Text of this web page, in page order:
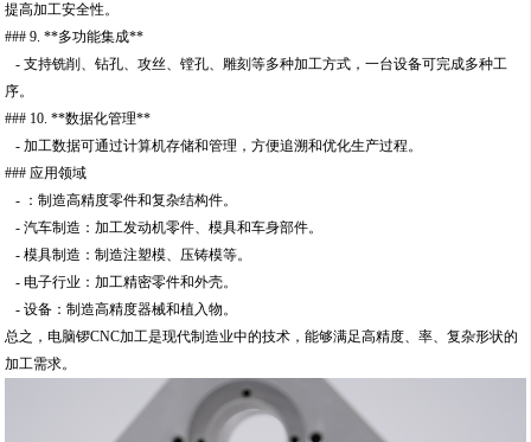
提高加工安全性。
### 9. **多功能集成**
- 支持铣削、钻孔、攻丝、镗孔、雕刻等多种加工方式，一台设备可完成多种工
序。
### 10. **数据化管理**
- 加工数据可通过计算机存储和管理，方便追溯和优化生产过程。
### 应用领域
- ：制造高精度零件和复杂结构件。
- 汽车制造：加工发动机零件、模具和车身部件。
- 模具制造：制造注塑模、压铸模等。
- 电子行业：加工精密零件和外壳。
- 设备：制造高精度器械和植入物。
总之，电脑锣CNC加工是现代制造业中的技术，能够满足高精度、率、复杂形状的
加工需求。